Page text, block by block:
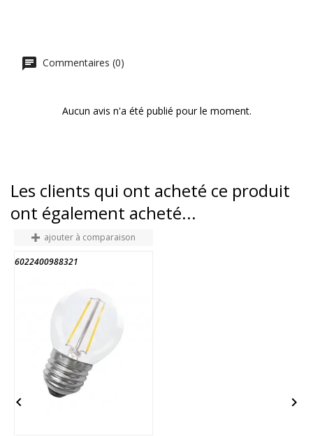
Commentaires (0)
Aucun avis n'a été publié pour le moment.
Les clients qui ont acheté ce produit
ont également acheté...
ajouter à comparaison
6022400988321
 